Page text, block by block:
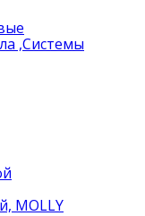
,Системы
MOLLY